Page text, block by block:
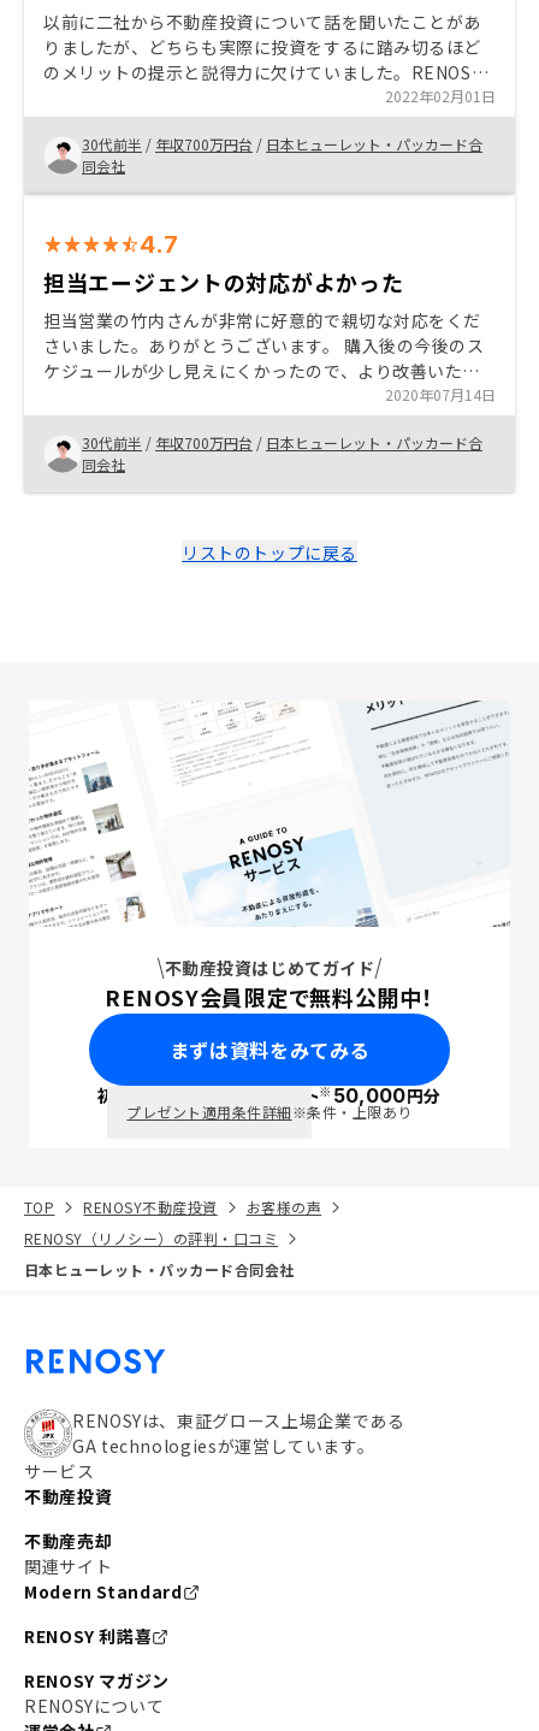
以前に二社から不動産投資について話を聞いたことがあ
りましたが、どちらも実際に投資をするに踏み切るほど
のメリットの提示と説得力に欠けていました。RENOSY
は35年間の収支がどうなっていくのか提示し、また考え
られるリスクを全て説明した上で、将来的な資産価値が
十分あるであろう都内で駅近の物件を提案して頂いたの
で、投資しない理由が見つからなかった。
2022年02月01日
30代前半 / 年収700万円台 / 日本ヒューレット・パッカード合
同会社
4.7
担当エージェントの対応がよかった
担当営業の竹内さんが非常に好意的で親切な対応をくだ
さいました。ありがとうございます。 購入後の今後のス
ケジュールが少し見えにくかったので、より改善いただ
2020年07月14日
30代前半 / 年収700万円台 / 日本ヒューレット・パッカード合
同会社
リストのトップに戻る
不動産投資はじめてガイド
RENOSY会員限定で無料公開中！
まずは資料をみてみる
初回面談で ポイント※50,000円分
プレゼント適用条件詳細※条件・上限あり
TOP RENOSY不動産投資
お客様の声
RENOSY（リノシー）の評判・口コミ
日本ヒューレット・パッカード合同会社
RENOSYは、東証グロース上場企業である
GA technologiesが運営しています。
サービス
不動産投資
不動産売却
関連サイト
Modern Standard
RENOSY 利諾喜
RENOSY マガジン
RENOSYについて